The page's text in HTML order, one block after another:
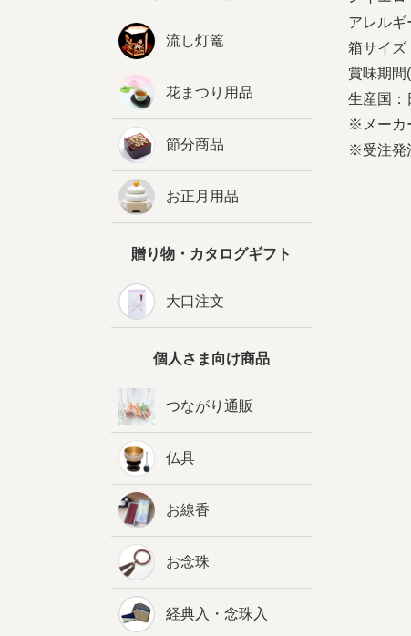
アレルギ
箱サイズ
賞味期間
生産国：
※メーカ
※受注発
流し灯篭
花まつり用品
節分商品
お正月用品
贈り物・カタログギフト
大口注文
個人さま向け商品
つながり通販
仏具
お線香
お念珠
経典入・念珠入